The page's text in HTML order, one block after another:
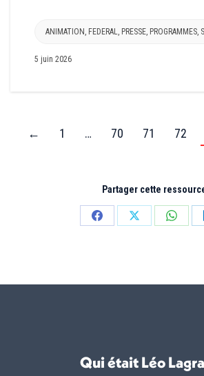
ANIMATION FEDERAL PRESSE PROGRAMMES
5 juin 2026
← 1 … 70 71 72
Partager cette
PartagerPartager
Qui était Léo